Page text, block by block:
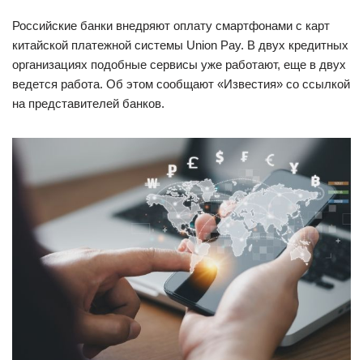
Российские банки внедряют оплату смартфонами с карт
китайской платежной системы Union Pay. В двух кредитных
организациях подобные сервисы уже работают, еще в двух
ведется работа. Об этом сообщают «Известия» со ссылкой
на представителей банков.